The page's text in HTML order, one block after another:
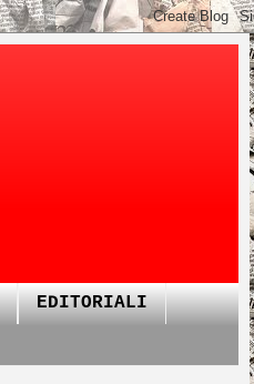
EDITORIALI